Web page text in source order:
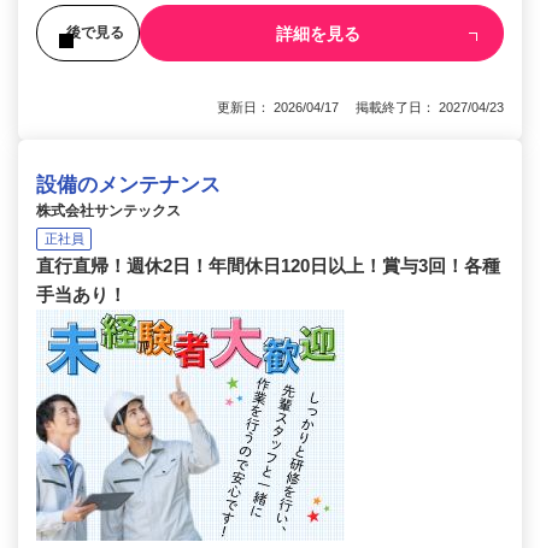
後で見る 詳細を見る
更新日： 2026/04/17 掲載終了日： 2027/04/23
設備のメンテナンス
株式会社サンテックス
正社員
直行直帰！週休2日！年間休日120日以上！賞与3回！各種
手当あり！